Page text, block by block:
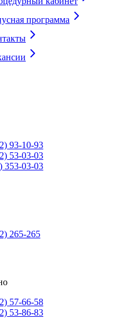
программа
93-10-93
53-03-03
353-03-03
265-265
57-66-58
53-86-83